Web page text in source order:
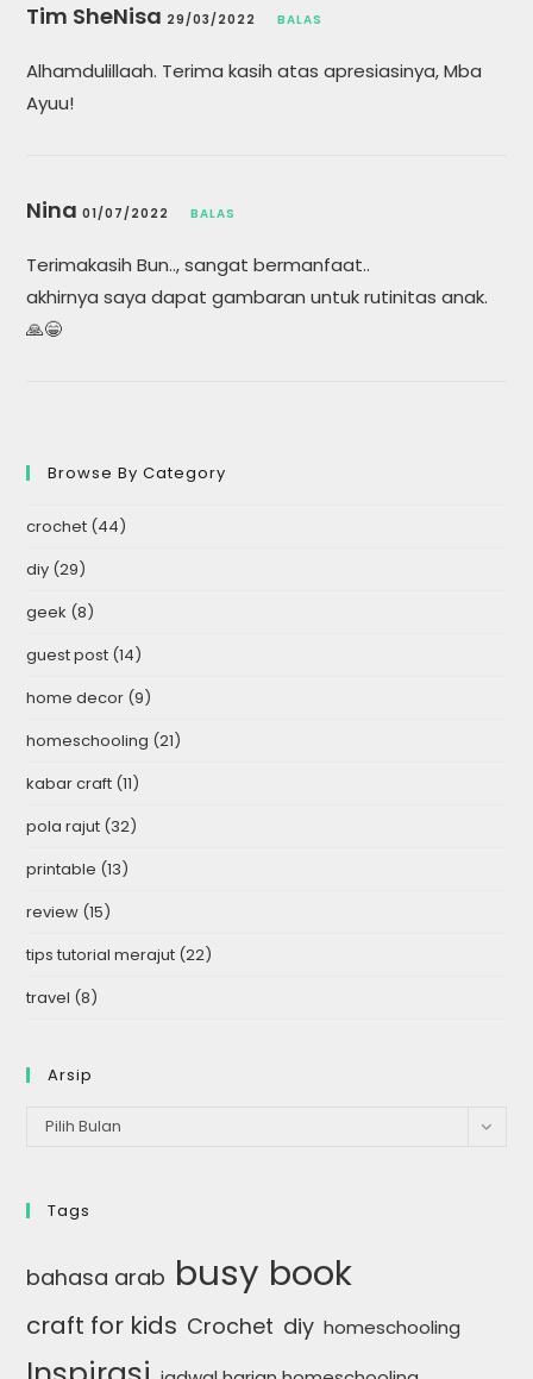
Tim SheNisa 29/03/2022 BALAS
Alhamdulillaah. Terima kasih atas apresiasinya, Mba
Ayuu!
Nina01/07/2022 BALAS
Terimakasih Bun.., sangat bermanfaat..
akhirnya saya dapat gambaran untuk rutinitas anak.
🙏😁
Browse By Category
crochet (44)
diy (29)
geek (8)
guest post (14)
home decor (9)
homeschooling (21)
kabar craft (11)
pola rajut (32)
printable (13)
review (15)
tips tutorial merajut (22)
travel (8)
Arsip
Arsip
Pilih Bulan
Tags
bahasa arab busy book
craft for kids Crochet diy homeschooling